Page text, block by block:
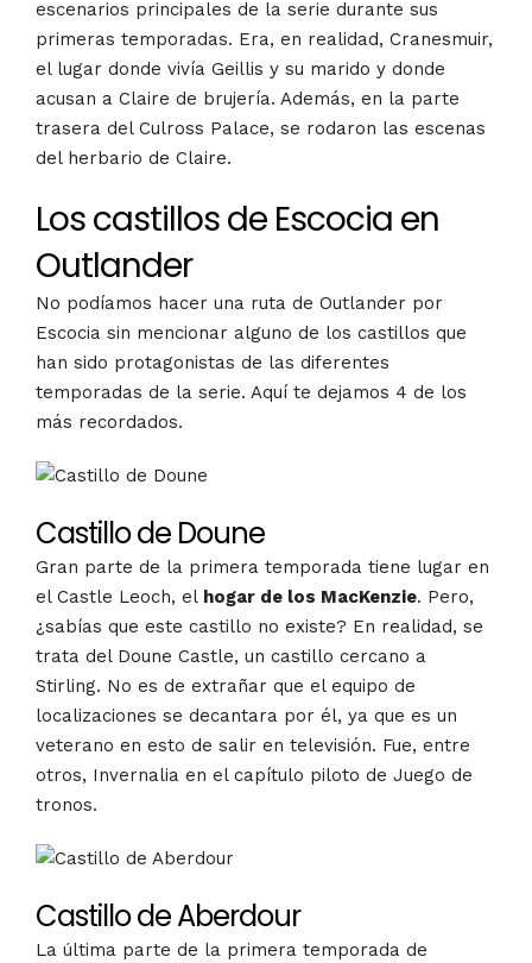
escenarios principales de la serie durante sus
primeras temporadas. Era, en realidad, Cranesmuir,
el lugar donde vivía Geillis y su marido y donde
acusan a Claire de brujería. Además, en la parte
trasera del Culross Palace, se rodaron las escenas
del herbario de Claire.
Los castillos de Escocia en
Outlander
No podíamos hacer una ruta de Outlander por
Escocia sin mencionar alguno de los castillos que
han sido protagonistas de las diferentes
temporadas de la serie. Aquí te dejamos 4 de los
más recordados.
Castillo de Doune
Gran parte de la primera temporada tiene lugar en
el Castle Leoch, el hogar de los MacKenzie. Pero,
¿sabías que este castillo no existe? En realidad, se
trata del Doune Castle, un castillo cercano a
Stirling. No es de extrañar que el equipo de
localizaciones se decantara por él, ya que es un
veterano en esto de salir en televisión. Fue, entre
otros, Invernalia en el capítulo piloto de Juego de
tronos.
Castillo de Aberdour
La última parte de la primera temporada de